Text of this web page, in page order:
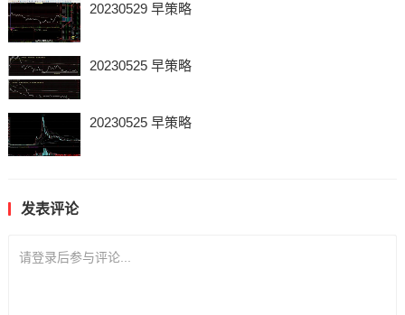
20230529 早策略
20230525 早策略
20230525 早策略
发表评论
请登录后参与评论...